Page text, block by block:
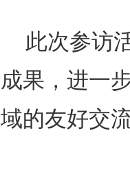
此次参访
成果，进一
域的友好交